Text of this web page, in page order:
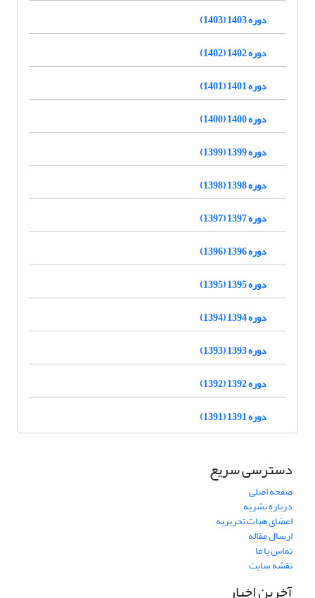
دوره 1403 (1403)
دوره 1402 (1402)
دوره 1401 (1401)
دوره 1400 (1400)
دوره 1399 (1399)
دوره 1398 (1398)
دوره 1397 (1397)
دوره 1396 (1396)
دوره 1395 (1395)
دوره 1394 (1394)
دوره 1393 (1393)
دوره 1392 (1392)
دوره 1391 (1391)
دسترسی سریع
صفحه اصلی
درباره نشریه
اعضای هیات تحریریه
ارسال مقاله
تماس با ما
نقشه سایت
آخرین اخبار